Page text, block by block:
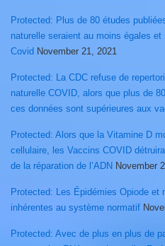
Protected: Plus de 80 études
naturelle seraient au moins égales
Covid November 21, 2021
Protected: La CDC refuse de
naturelle COVID, alors que plus de
ces données sont supérieures aux
Protected: Alors que la Vitamine D
cellulaire, les Vaccins COVID
de la réparation de l’ADN November
Protected: Les Épidémies Opiode et
inhérentes au système normatif
Protected: Avec de plus en plus de